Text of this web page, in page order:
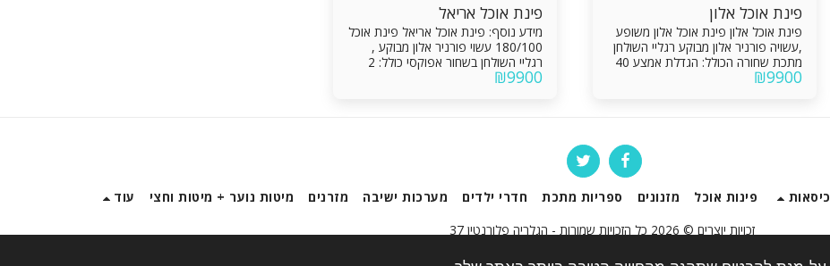
פינת אוכל אלון
פינת אוכל אלון פינת אוכל אלון משופע
,עשויה פורניר אלון מבוקע רגליי השולחן
מתכת שחורה הכולל: הגדלת אמצע 40
ס"מ מסילות אינטגרליות איכותיות
₪9900
פינת אוכל אריאל
מידע נוסף: פינת אוכל אריאל פינת אוכל
180/100 עשוי פורניר אלון מבוקע ,
רגליי השולחן בשחור אפוקסי כולל: 2
₪9900
כיסאות פינות אוכל מזנונים ספריות מתכת חדרי ילדים מערכות ישיבה מזרנים מיטות נוער + מיטות וחצי
עוד
זכויות יוצרים © 2026 כל הזכויות שמורות -
הגלריה פלורנטין 37